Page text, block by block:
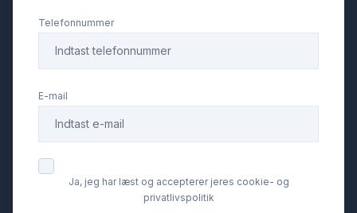
Telefonnummer
E-mail
Ja, jeg har læst og accepterer jeres cookie- og
privatlivspolitik